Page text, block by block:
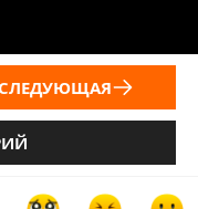
СЛЕДУЮЩАЯ